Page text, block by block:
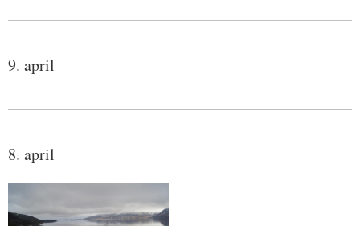
9. april
8. april